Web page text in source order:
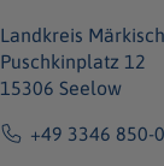
Landkreis
Puschkinplatz 12
15306 Seelow
+49 3346 850-0